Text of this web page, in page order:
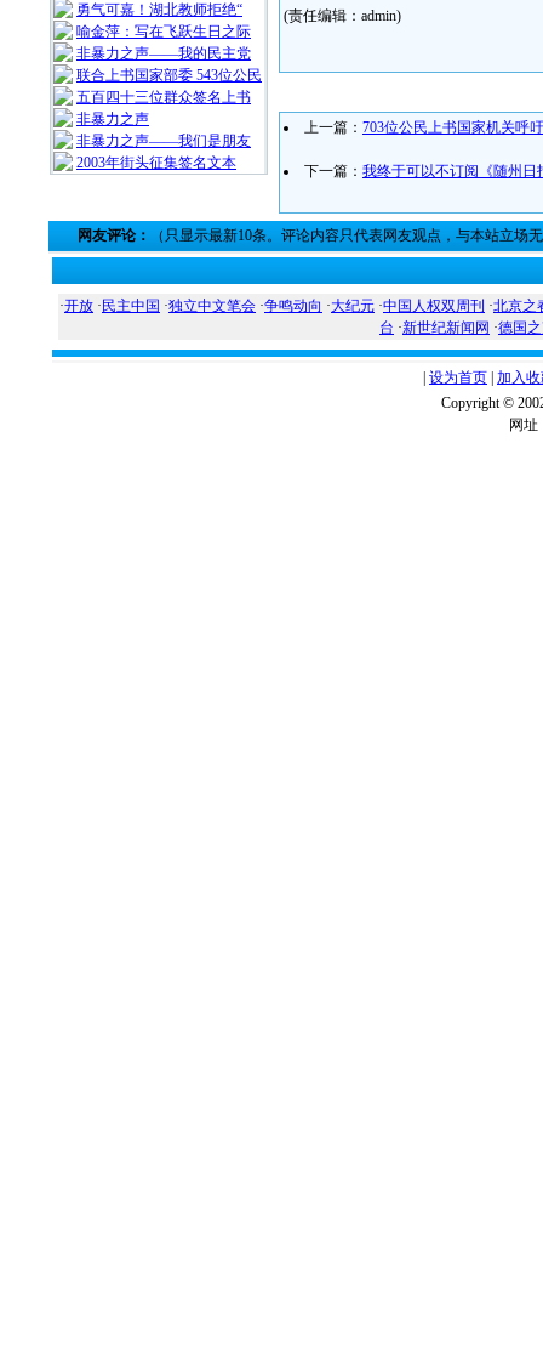
勇气可嘉！湖北教师拒绝“
喻金萍：写在飞跃生日之际
非暴力之声——我的民主党
联合上书国家部委 543位公民
五百四十三位群众签名上书
非暴力之声
非暴力之声——我们是朋友
2003年街头征集签名文本
(责任编辑：admin)
上一篇： 703位公民上书国家机关呼
下一篇： 我终于可以不订阅《随州日
网友评论： （只显示最新10条。评论内容只代表网友观点，与本站立场
·开放 · 民主中国 ·独立中文笔会 ·争鸣动向 ·大纪元 ·中国人权双周刊 ·北京之
台 ·新世纪新闻网 ·德国
设为首页 加入
Copyright ©
网址